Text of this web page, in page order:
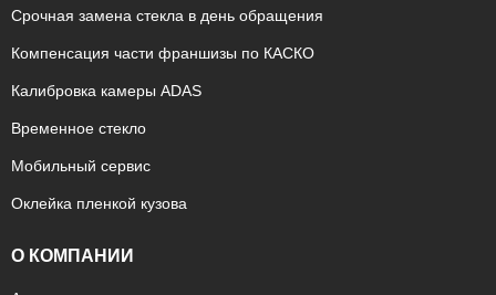
Срочная замена стекла в день обращения
Компенсация части франшизы по КАСКО
Калибровка камеры ADAS
Временное стекло
Мобильный сервис
Оклейка пленкой кузова
О КОМПАНИИ